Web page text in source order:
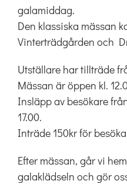
galamiddag.
Den klassiska mässan
Vinterträdgården och
Utställare har tillträde
Mässan är öppen kl.
Insläpp av besökare
17.00.
Inträde 150kr för
Efter mässan, går vi
galaklädseln och gör